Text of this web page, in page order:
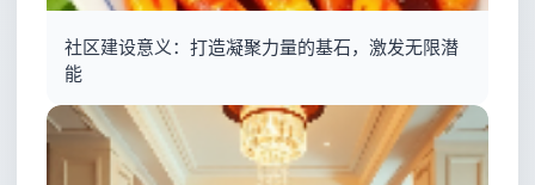
社区建设意义：打造凝聚力量的基石，激发无限潜
能